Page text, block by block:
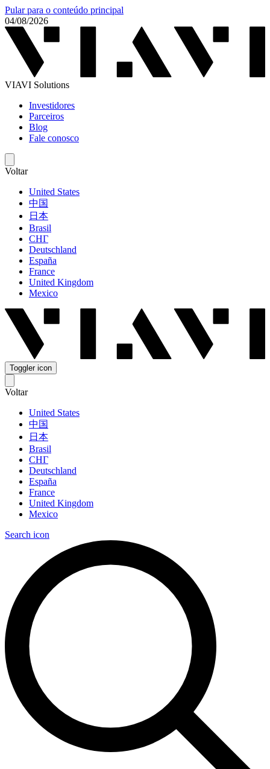
Pular para o conteúdo principal
04/08/2026
VIAVI Solutions
Investidores
Parceiros
Blog
Fale conosco
Voltar
United States
中国
日本
Brasil
СНГ
Deutschland
España
France
United Kingdom
Mexico
Toggler icon
Voltar
United States
中国
日本
Brasil
СНГ
Deutschland
España
France
United Kingdom
Mexico
Search icon